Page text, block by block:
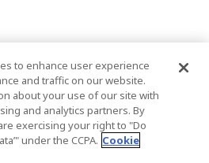
to enhance user experience
and traffic on our website.
about your use of our site with
and analytics partners. By
exercising your right to "Do
under the CCPA. Cookie